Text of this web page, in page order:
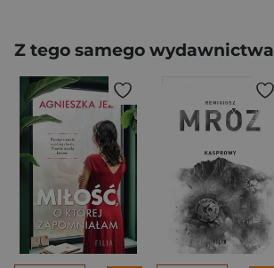
Z tego samego wydawnictwa